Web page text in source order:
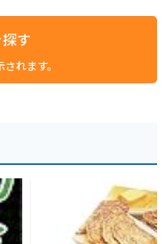
す
れます。